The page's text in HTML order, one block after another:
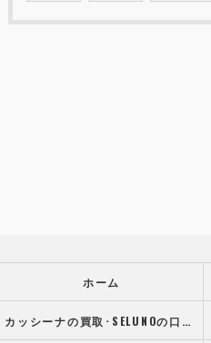
ホーム
カッシーナの買取･SELUNOの口コミ情報